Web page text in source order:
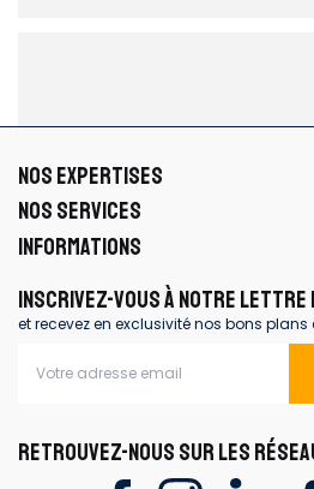
NOS EXPERTISES
NOS SERVICES
INFORMATIONS
INSCRIVEZ-VOUS À NOTRE LETTRE
et recevez en exclusivité nos bons
RETROUVEZ-NOUS SUR LES